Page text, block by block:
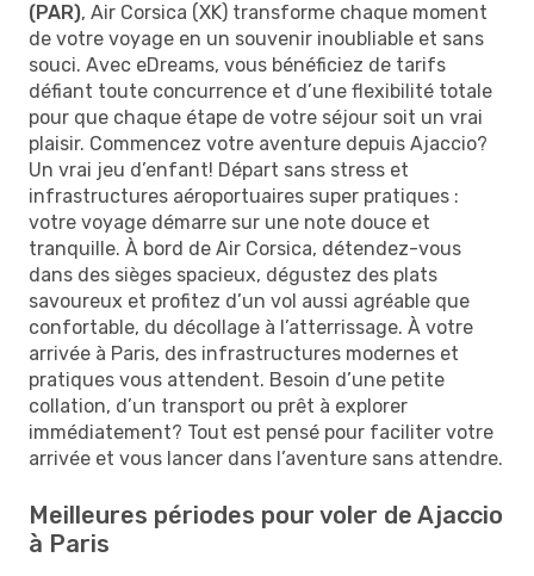
(PAR), Air Corsica (XK) transforme chaque moment
de votre voyage en un souvenir inoubliable et sans
souci. Avec eDreams, vous bénéficiez de tarifs
défiant toute concurrence et d’une flexibilité totale
pour que chaque étape de votre séjour soit un vrai
plaisir. Commencez votre aventure depuis Ajaccio?
Un vrai jeu d’enfant! Départ sans stress et
infrastructures aéroportuaires super pratiques :
votre voyage démarre sur une note douce et
tranquille. À bord de Air Corsica, détendez-vous
dans des sièges spacieux, dégustez des plats
savoureux et profitez d’un vol aussi agréable que
confortable, du décollage à l’atterrissage. À votre
arrivée à Paris, des infrastructures modernes et
pratiques vous attendent. Besoin d’une petite
collation, d’un transport ou prêt à explorer
immédiatement? Tout est pensé pour faciliter votre
arrivée et vous lancer dans l’aventure sans attendre.
Meilleures périodes pour voler de Ajaccio
à Paris